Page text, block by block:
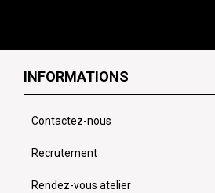
INFORMATIONS
Contactez-nous
Recrutement
Rendez-vous atelier